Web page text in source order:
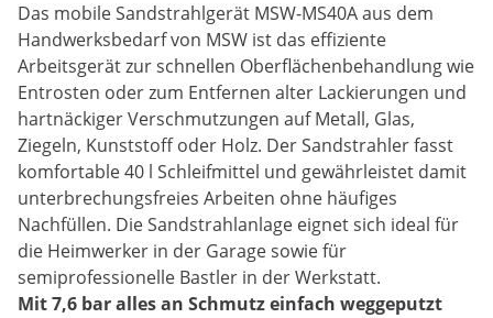
Das mobile Sandstrahlgerät MSW-MS40A aus dem
Handwerksbedarf von MSW ist das effiziente
Arbeitsgerät zur schnellen Oberflächenbehandlung wie
Entrosten oder zum Entfernen alter Lackierungen und
hartnäckiger Verschmutzungen auf Metall, Glas,
Ziegeln, Kunststoff oder Holz. Der Sandstrahler fasst
komfortable 40 l Schleifmittel und gewährleistet damit
unterbrechungsfreies Arbeiten ohne häufiges
Nachfüllen. Die Sandstrahlanlage eignet sich ideal für
die Heimwerker in der Garage sowie für
semiprofessionelle Bastler in der Werkstatt.
Mit 7,6 bar alles an Schmutz einfach weggeputzt